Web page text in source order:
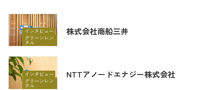
インタビュー
グリーンレン
タル
株式会社商船三井
インタビュー
グリーンレン
タル
NTTアノードエナジー株式会社